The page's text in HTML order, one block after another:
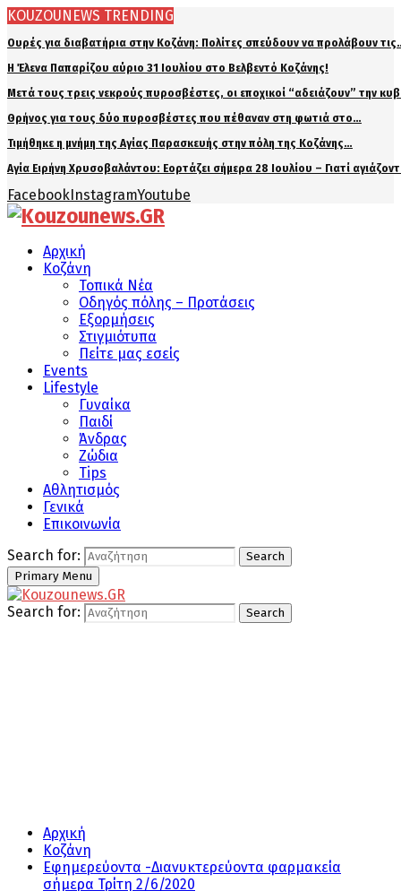
KOUZOUNEWS TRENDING
Ουρές για διαβατήρια στην Κοζάνη: Πολίτες σπεύδουν να προλάβουν
Η Έλενα Παπαρίζου αύριο 31 Ιουλίου στο Βελβεντό Κοζάνης!
Μετά τους τρεις νεκρούς πυροσβέστες, οι εποχικοί “αδειάζουν” την
Θρήνος για τους δύο πυροσβέστες που πέθαναν στη φωτιά στο…
Τιμήθηκε η μνήμη της Αγίας Παρασκευής στην πόλη της Κοζάνης…
Αγία Ειρήνη Χρυσοβαλάντου: Εορτάζει σήμερα 28 Ιουλίου – Γιατί
FacebookInstagramYoutube
Αρχική
Κοζάνη
Τοπικά Νέα
Οδηγός πόλης – Προτάσεις
Εξορμήσεις
Στιγμιότυπα
Πείτε μας εσείς
Events
Lifestyle
Γυναίκα
Παιδί
Άνδρας
Ζώδια
Tips
Αθλητισμός
Γενικά
Επικοινωνία
Search for:
Search
Primary Menu
Search for: Search
Αρχική
Κοζάνη
Εφημερεύοντα -Διανυκτερεύοντα φαρμακεία
σήμερα Τρίτη 2/6/2020